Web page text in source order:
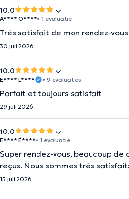
10.0
A**** O****• 1 evaluatie
Trés satisfait de mon rendez-vous
30 juli 2026
10.0
E**** L**** • 9 evaluaties
Parfait et toujours satisfait
29 juli 2026
10.0
E**** É****• 1 evaluatie
Super rendez-vous, beaucoup de
reçus. Nous sommes très
15 juli 2026